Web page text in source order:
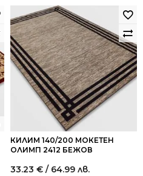
КИЛИМ 140/200 МОКЕТЕН
ОЛИМП 2412 БЕЖОВ
33.23 € / 64.99 лв.